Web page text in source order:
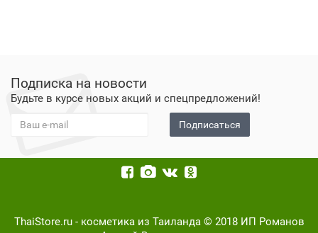
Подписка на новости
Будьте в курсе новых акций и спецпредложений!
Подписаться
ThaiStore.ru - косметика из Таиланда © 2018 ИП Романов